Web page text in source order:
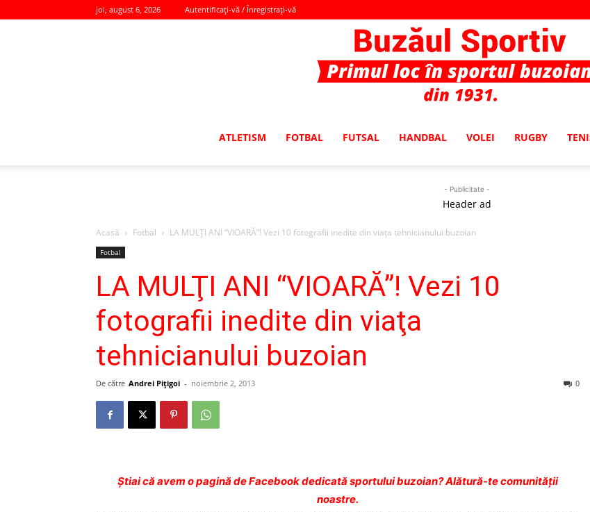
joi, august 6, 2026 Autentificați-vă / Înregistrați-vă
ATLETISM FOTBAL FUTSAL HANDBAL VOLEI RUGBY
- Publicitate -
Header ad
Acasă Fotbal LA MULŢI ANI “VIOARĂ”! Vezi 10 fotografii inedite din viaţa tehnicianului buzoian
Fotbal
LA MULŢI ANI “VIOARĂ”! Vezi 10
fotografii inedite din viaţa
tehnicianului buzoian
De către Andrei Pițigoi - noiembrie 2, 2013 0
Ştiai că avem o pagină de Facebook dedicată sportului buzoian? Alătură-te comunității
noastre.